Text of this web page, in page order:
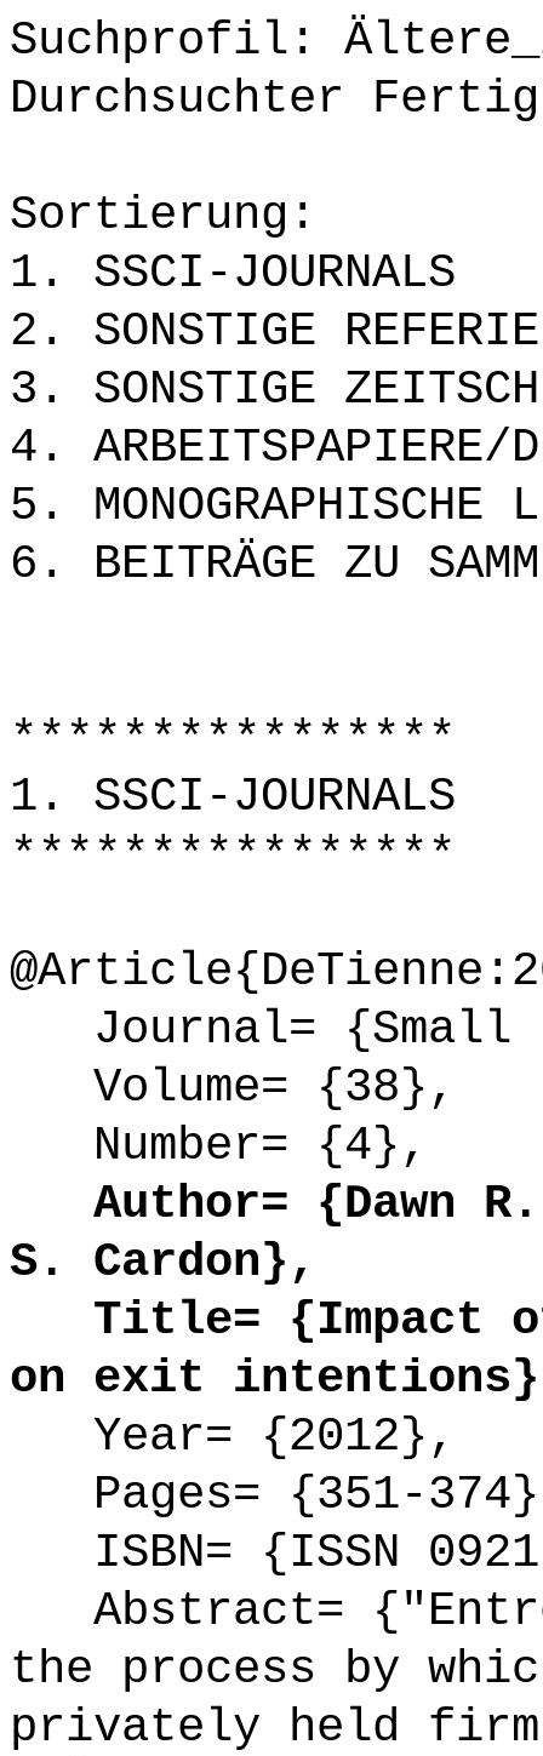
Suchprofil:
Durchsuchter
Sortierung:
1. SSCI-JOURNALS
2. SONSTIGE
3. SONSTIGE
4. ARBEITSPAPIERE/
5. MONOGRAPHISCHE
6. BEITRÄGE ZU
****************
1. SSCI-JOURNALS
****************
Journal= {Small
Volume= {38},
Number= {4},
Author= {Dawn R.
S. Cardon},
Title= {Impact of
on exit
Year= {2012},
Pages= {351-
ISBN= {ISSN
Abstract=
the process by
privately held